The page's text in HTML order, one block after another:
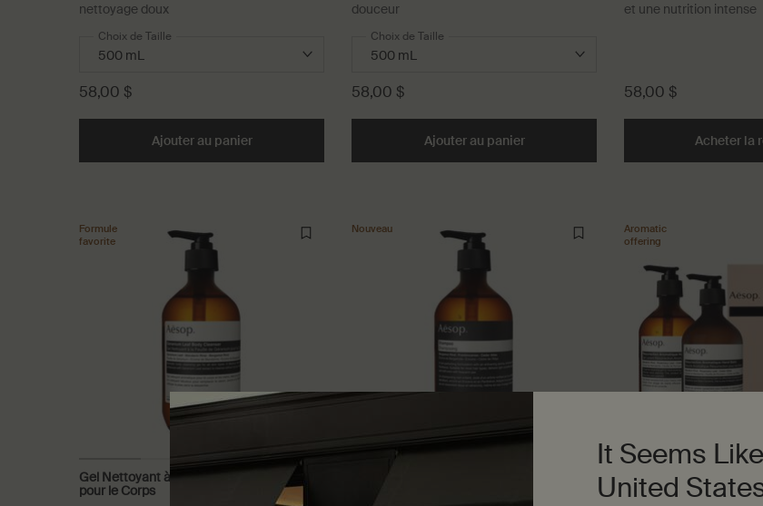
nettoyage doux
Choix de Taille
58,00 $
Ajouter au panierAdd the Gel Lavant Résurrection Aromatique pour les Mains to cart
douceur
Choix de Taille
58,00 $
Ajouter au panierAdd the Gel Lavant Révérence
et une nutrition intense
58,00 $
Acheter la
Formule
favorite
Gel Nettoyant à la Feuille de Géranium
pour le Corps
Nouveau
Aromatic
offering
Duo Résurrection
It Seems
United